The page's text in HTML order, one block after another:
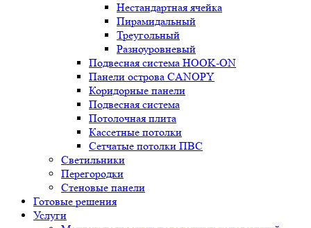
Нестандартная ячейка
Пирамидальный
Треугольный
Разноуровневый
Подвесная система HOOK-ON
Панели острова CANOPY
Коридорные панели
Подвесная система
Потолочная плита
Кассетные потолки
Сетчатые потолки ПВС
Светильники
Перегородки
Стеновые панели
Готовые решения
Услуги